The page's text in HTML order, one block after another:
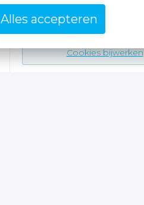
Alles accepteren
Cookies bijwerken
Cookies bijwerken